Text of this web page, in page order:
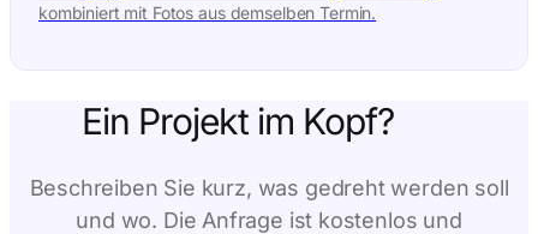
kombiniert mit Fotos aus demselben Termin.
Ein Projekt im Kopf?
Beschreiben Sie kurz, was gedreht werden soll
und wo. Die Anfrage ist kostenlos und